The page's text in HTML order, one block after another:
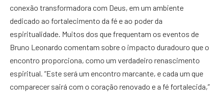
conexão transformadora com Deus, em um ambiente
dedicado ao fortalecimento da fé e ao poder da
espiritualidade. Muitos dos que frequentam os eventos de
Bruno Leonardo comentam sobre o impacto duradouro que o
encontro proporciona, como um verdadeiro renascimento
espiritual. “Este será um encontro marcante, e cada um que
comparecer sairá com o coração renovado e a fé fortalecida,”